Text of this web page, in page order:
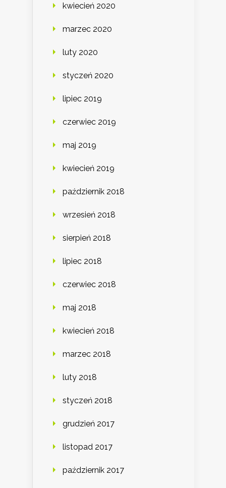
kwiecień 2020
marzec 2020
luty 2020
styczeń 2020
lipiec 2019
czerwiec 2019
maj 2019
kwiecień 2019
październik 2018
wrzesień 2018
sierpień 2018
lipiec 2018
czerwiec 2018
maj 2018
kwiecień 2018
marzec 2018
luty 2018
styczeń 2018
grudzień 2017
listopad 2017
październik 2017